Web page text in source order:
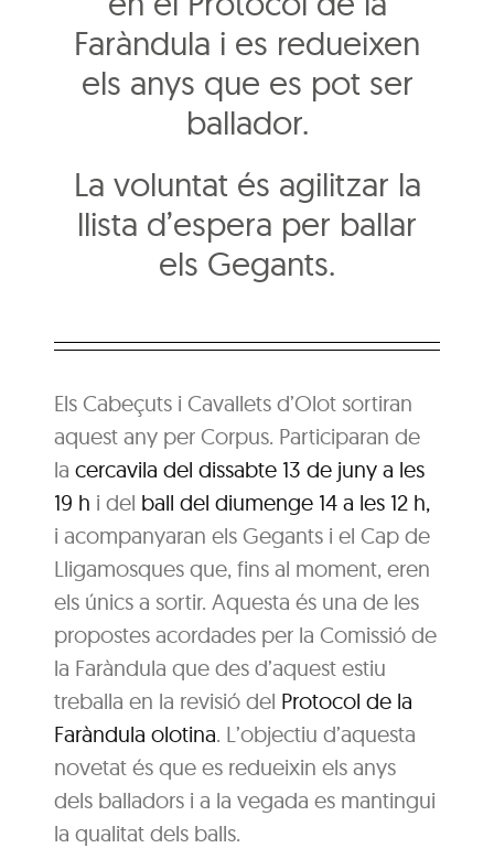
Faràndula i es redueixen
els anys que es pot ser
ballador.
La voluntat és agilitzar la
llista d’espera per ballar
els Gegants.
Els Cabeçuts i Cavallets d’Olot sortiran
aquest any per Corpus. Participaran de
lacercavila del dissabte 13 de juny a les
19 h i del ball del diumenge 14 a les 12 h,
i acompanyaran els Gegants i el Cap de
Lligamosques que, fins al moment, eren
els únics a sortir. Aquesta és una de les
propostes acordades per la Comissió de
la Faràndula que des d’aquest estiu
treballa en la revisió del Protocol de la
Faràndula olotina. L’objectiu d’aquesta
novetat és que es redueixin els anys
dels balladors i a la vegada es mantingui
la qualitat dels balls.